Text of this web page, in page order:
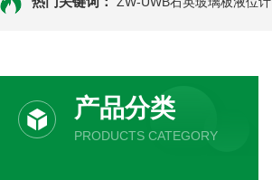
产品分类
PRODUCTS CATEGORY